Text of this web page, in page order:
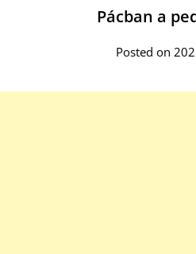
Pácban a
Posted on